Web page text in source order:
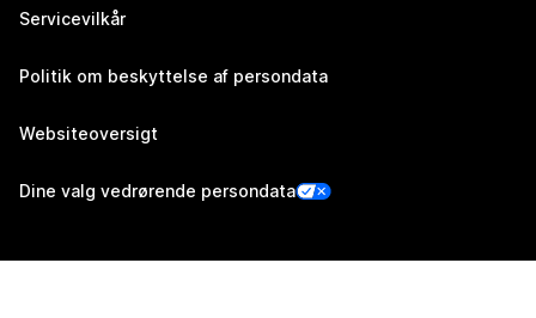
Servicevilkår
Politik om beskyttelse af persondata
Websiteoversigt
Dine valg vedrørende persondata